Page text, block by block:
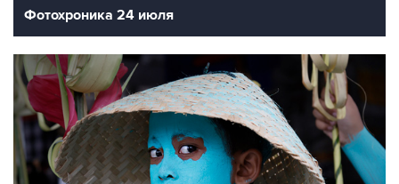
Фотохроника 24 июля